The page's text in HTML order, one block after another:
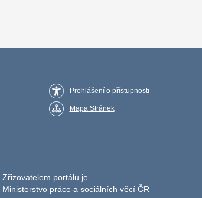
Prohlášení o přístupnosti
Mapa Stránek
Zřizovatelem portálu je
Ministerstvo práce a sociálních věcí ČR